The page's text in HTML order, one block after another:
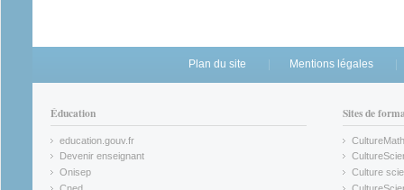
Plan du site Mentions légales
Éducation
education.gouv.fr
(link is external)
Devenir enseignant
(link is external)
Onisep
(link is external)
Cned
Sites de
CultureMath
(link is
(link is
Culture